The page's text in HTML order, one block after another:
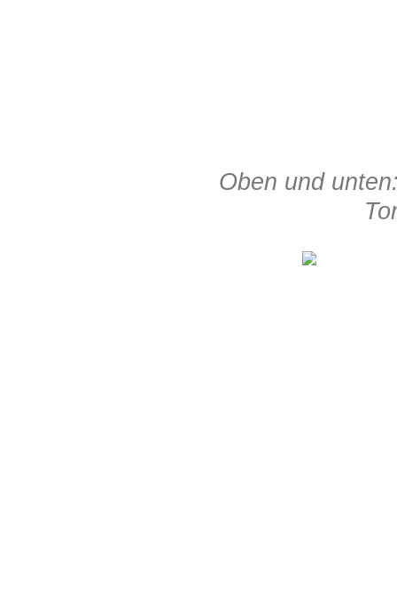
Oben und